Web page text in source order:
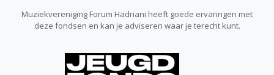
Muziekvereniging Forum Hadriani heeft goede ervaringen met
deze fondsen en kan je adviseren waar je terecht kunt.